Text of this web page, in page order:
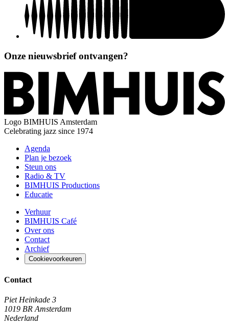
Onze nieuwsbrief ontvangen?
Logo BIMHUIS Amsterdam
Celebrating jazz since 1974
Agenda
Plan je bezoek
Steun ons
Radio & TV
BIMHUIS Productions
Educatie
Verhuur
BIMHUIS Café
Over ons
Contact
Archief
Cookievoorkeuren
Contact
Piet Heinkade 3
1019 BR Amsterdam
Nederland